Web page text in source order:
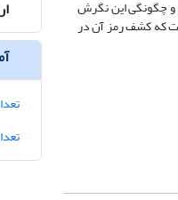
و چگونگی این نگرش
که کشف رمز آن در